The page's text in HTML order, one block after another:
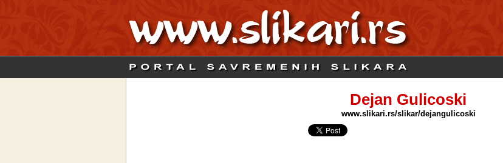
Dejan Gulicoski
www.slikari.rs/slikar/dejangulicoski